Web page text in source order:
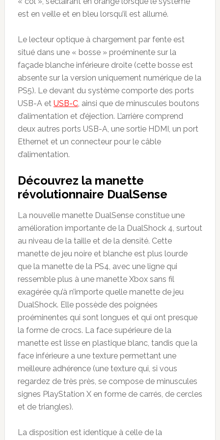
est en veille et en bleu lorsqu’il est allumé.
Le lecteur optique à chargement par fente est
situé dans une « bosse » proéminente sur la
façade blanche inférieure droite (cette bosse est
absente sur la version uniquement numérique de la
PS5). Le devant du système comporte des ports
USB-A et USB-C, ainsi que de minuscules boutons
d’alimentation et d’éjection. L’arrière comprend
deux autres ports USB-A, une sortie HDMI, un port
Ethernet et un connecteur pour le câble
d’alimentation.
Découvrez la manette
révolutionnaire DualSense
La nouvelle manette DualSense constitue une
amélioration importante de la DualShock 4, surtout
au niveau de la taille et de la densité. Cette
manette de jeu noire et blanche est plus lourde
que la manette de la PS4, avec une ligne qui
ressemble plus à une manette Xbox sans fil
exagérée qu’à n’importe quelle manette de jeu
DualShock. Elle possède des poignées
proéminentes qui sont longues et qui ont presque
la forme de crocs. La face supérieure de la
manette est lisse en plastique blanc, tandis que la
face inférieure a une texture permettant une
meilleure adhérence (une texture qui, si vous
regardez de très près, se compose de minuscules
signes PlayStation X en forme de carrés, de cercles
et de triangles).
La disposition est identique à celle de la